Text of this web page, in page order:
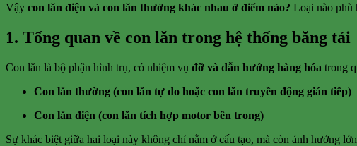
Vậy con lăn điện và con lăn thường khác nhau ở điểm nào? Loại nào phù
1. Tổng quan về con lăn trong hệ thống băng tải
Con lăn là bộ phận hình trụ, có nhiệm vụ đỡ và dẫn hướng hàng hóa trong
Con lăn thường (con lăn tự do hoặc con lăn truyền động gián tiếp)
Con lăn điện (con lăn tích hợp motor bên trong)
Sự khác biệt giữa hai loại này không chỉ nằm ở cấu tạo, mà còn ảnh hưởng